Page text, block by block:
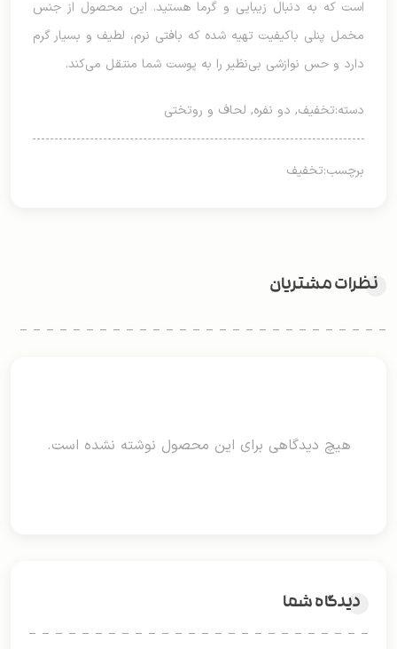
است که به دنبال زیبایی و گرما هستید. این محصول از جنس
مخمل پنلی باکیفیت تهیه شده که بافتی نرم، لطیف و بسیار گرم
دارد و حس نوازشی بی‌نظیر را به پوست شما منتقل می‌کند.
دسته:تخفیف, دو نفره, لحاف و روتختی
برچسب:تخفیف
نظرات مشتریان
هیچ دیدگاهی برای این محصول نوشته نشده است.
دیدگاه شما